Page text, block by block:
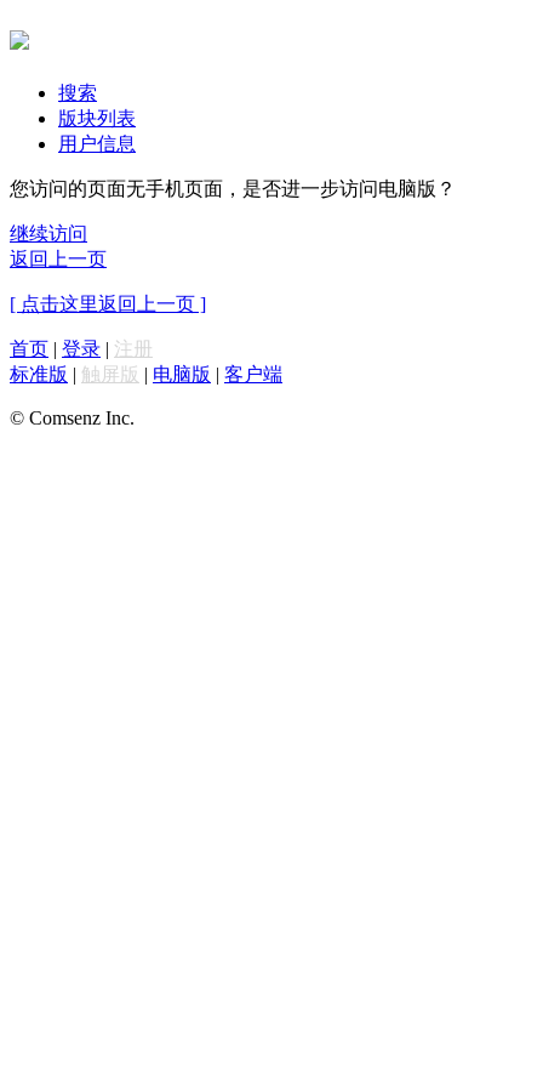
搜索
版块列表
用户信息
您访问的页面无手机页面，是否进一步访问电脑版？
继续访问
返回上一页
[ 点击这里返回上一页 ]
首页 | 登录 | 注册
标准版 | 触屏版 | 电脑版 | 客户端
© Comsenz Inc.